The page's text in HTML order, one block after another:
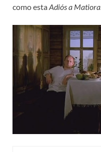
como estaAdiós a Matiora